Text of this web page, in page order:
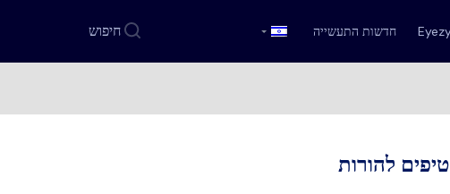
חדשות התעשייה חיפוש
טיפים להורות